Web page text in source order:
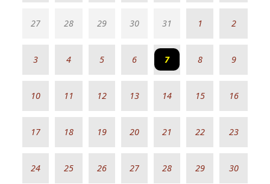
27 28 29 30 31 1 2
3 4 5 6 7 8 9
10 11 12 13 14 15 16
17 18 19 20 21 22 23
24 25 26 27 28 29 30